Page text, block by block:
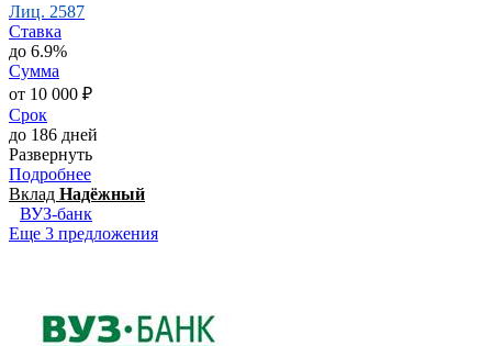
Лиц. 2587
Ставка
до 6.9%
Сумма
от 10 000 ₽
Срок
до 186 дней
Развернуть
Подробнее
Вклад Надёжный
ВУЗ-банк
Еще 3 предложения